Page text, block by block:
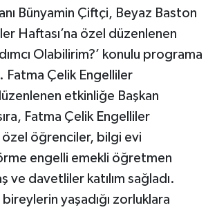
Bünyamin Çiftçi, Beyaz Baston
Haftası’na özel düzenlenen
Olabilirim?’ konulu programa
Fatma Çelik Engelliler
etkinliğe Başkan
Fatma Çelik Engelliler
özel öğrenciler, bilgi evi
engelli emekli öğretmen
ve davetliler katılım sağladı.
yaşadığı zorluklara